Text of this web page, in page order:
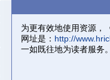
为更有效地使用资源，
网址是： http://
一如既往地为读者服务。